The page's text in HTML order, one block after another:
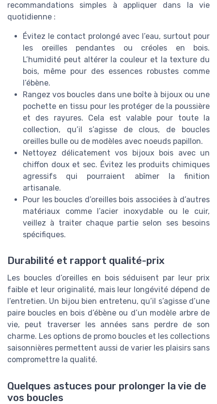
recommandations simples à appliquer dans la vie
quotidienne :
Évitez le contact prolongé avec l’eau, surtout pour
les oreilles pendantes ou créoles en bois.
L’humidité peut altérer la couleur et la texture du
bois, même pour des essences robustes comme
l’ébène.
Rangez vos boucles dans une boîte à bijoux ou une
pochette en tissu pour les protéger de la poussière
et des rayures. Cela est valable pour toute la
collection, qu’il s’agisse de clous, de boucles
oreilles bulle ou de modèles avec noeuds papillon.
Nettoyez délicatement vos bijoux bois avec un
chiffon doux et sec. Évitez les produits chimiques
agressifs qui pourraient abîmer la finition
artisanale.
Pour les boucles d’oreilles bois associées à d’autres
matériaux comme l’acier inoxydable ou le cuir,
veillez à traiter chaque partie selon ses besoins
spécifiques.
Durabilité et rapport qualité-prix
Les boucles d’oreilles en bois séduisent par leur prix
faible et leur originalité, mais leur longévité dépend de
l’entretien. Un bijou bien entretenu, qu’il s’agisse d’une
paire boucles en bois d’ébène ou d’un modèle arbre de
vie, peut traverser les années sans perdre de son
charme. Les options de promo boucles et les collections
saisonnières permettent aussi de varier les plaisirs sans
compromettre la qualité.
Quelques astuces pour prolonger la vie de
vos boucles